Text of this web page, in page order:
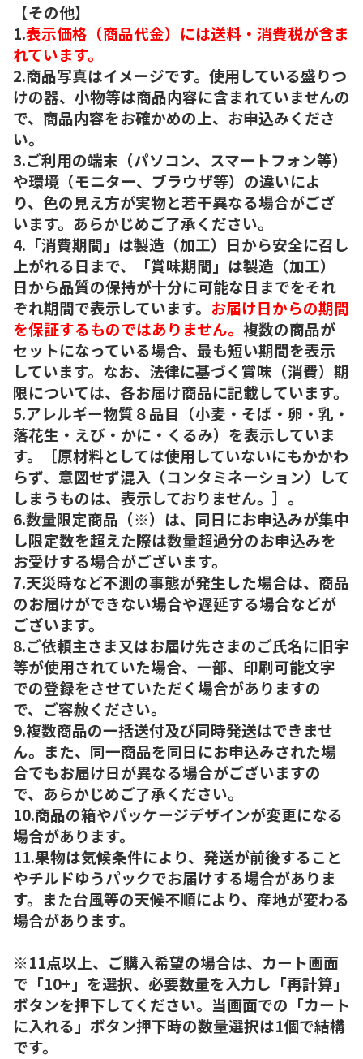
【その他】
1.表示価格（商品代金）には送料・消費税が含ま
れています。
2.商品写真はイメージです。使用している盛りつ
けの器、小物等は商品内容に含まれていませんの
で、商品内容をお確かめの上、お申込みくださ
い。
3.ご利用の端末（パソコン、スマートフォン等）
や環境（モニター、ブラウザ等）の違いによ
り、色の見え方が実物と若干異なる場合がござ
います。あらかじめご了承ください。
4.「消費期間」は製造（加工）日から安全に召し
上がれる日まで、「賞味期間」は製造（加工）
日から品質の保持が十分に可能な日までをそれ
ぞれ期間で表示しています。 お届け日からの期間
を保証するものではありません。 複数の商品が
セットになっている場合、最も短い期間を表示
しています。なお、法律に基づく賞味（消費）期
限については、各お届け商品に記載しています。
5.アレルギー物質８品目（小麦・そば・卵・乳・
落花生・えび・かに・くるみ）を表示していま
す。［原材料としては使用していないにもかかわ
らず、意図せず混入（コンタミネーション）して
しまうものは、表示しておりません。］。
6.数量限定商品（※）は、同日にお申込みが集中
し限定数を超えた際は数量超過分のお申込みを
お受けする場合がございます。
7.天災時など不測の事態が発生した場合は、商品
のお届けができない場合や遅延する場合などが
ございます。
8.ご依頼主さま又はお届け先さまのご氏名に旧字
等が使用されていた場合、一部、印刷可能文字
での登録をさせていただく場合がありますの
で、ご容赦ください。
9.複数商品の一括送付及び同時発送はできませ
ん。また、同一商品を同日にお申込みされた場
合でもお届け日が異なる場合がございますの
で、あらかじめご了承ください。
10.商品の箱やパッケージデザインが変更になる
場合があります。
11.果物は気候条件により、発送が前後すること
やチルドゆうパックでお届けする場合がありま
す。また台風等の天候不順により、産地が変わる
場合があります。
※11点以上、ご購入希望の場合は、カート画面
で「10+」を選択、必要数量を入力し「再計算」
ボタンを押下してください。当画面での「カート
に入れる」ボタン押下時の数量選択は1個で結構
です。